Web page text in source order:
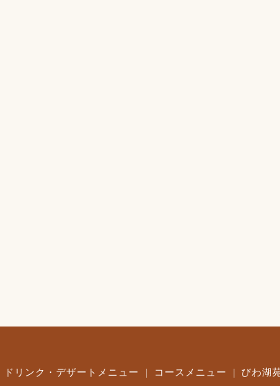
ドリンク・デザートメニュー コースメニュー びわ湖